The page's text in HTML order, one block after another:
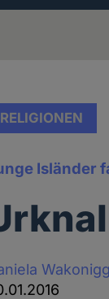
RELIGIONEN
Isländer
Wakonigg